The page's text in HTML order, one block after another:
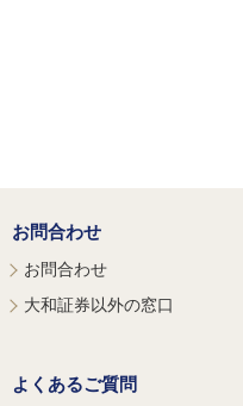
お問合わせ
お問合わせ
大和証券以外の窓口
よくあるご質問